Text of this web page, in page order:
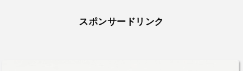
スポンサードリンク